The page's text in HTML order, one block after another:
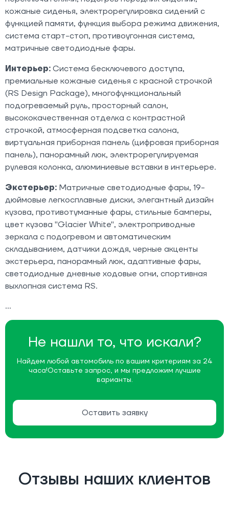
Не нашли то, что искали?
Найдем любой автомобиль по вашим критериям за 24
часа!Оставьте запрос, и мы предложим лучшие
варианты.
Оставить заявку
кожаные сиденья, электрорегулировка сидений с
функцией памяти, функция выбора режима движения,
система старт-стоп, противоугонная система,
матричные светодиодные фары.
Интерьер: Система бесключевого доступа,
премиальные кожаные сиденья с красной строчкой
(RS Design Package), многофункциональный
подогреваемый руль, просторный салон,
высококачественная отделка с контрастной
строчкой, атмосферная подсветка салона,
виртуальная приборная панель (цифровая приборная
панель), панорамный люк, электрорегулируемая
рулевая колонка, алюминиевые вставки в интерьере.
Экстерьер: Матричные светодиодные фары, 19-
дюймовые легкосплавные диски, элегантный дизайн
кузова, противотуманные фары, стильные бамперы,
цвет кузова "Glacier White", электроприводные
зеркала с подогревом и автоматическим
складыванием, датчики дождя, черные акценты
экстерьера, панорамный люк, адаптивные фары,
светодиодные дневные ходовые огни, спортивная
выхлопная система RS.
Отзывы наших клиентов